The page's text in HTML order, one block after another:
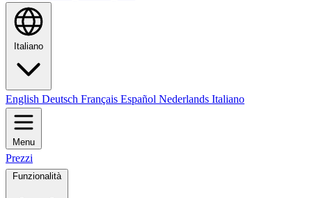
Italiano
English Deutsch Français Español Nederlands Italiano
Menu
Prezzi
Funzionalità